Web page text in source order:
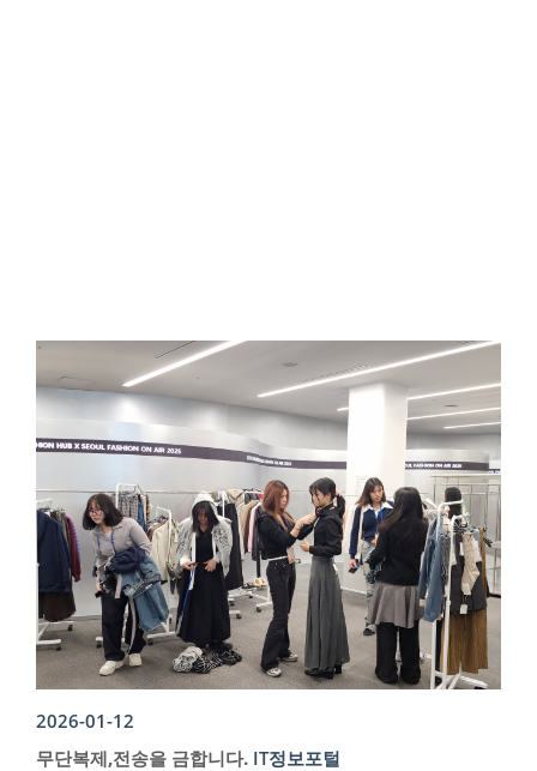
2026-01-12
무단복제,전송을 금합니다. IT정보포털